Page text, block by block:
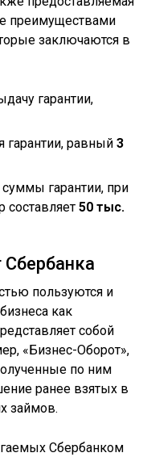
преимуществами
заключаются в
гарантии,
гарантии, равный3
суммы гарантии, при
составляет50 тыс.
пользуются и
как
собой
«Бизнес-Оборот»,
по ним
ранее взятых в
займов.
Сбербанком